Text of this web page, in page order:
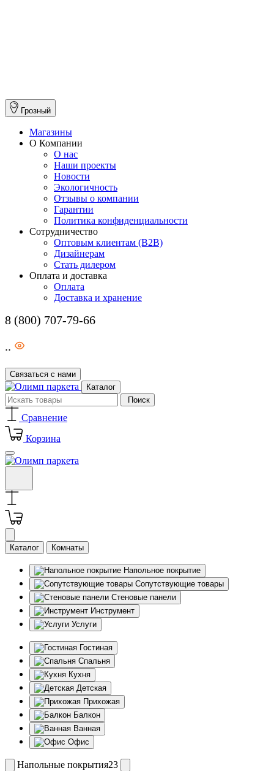
Грозный
Магазины
О Компании
О нас
Наши проекты
Новости
Экологичность
Отзывы о компании
Гарантии
Политика конфиденциальности
Сотрудничество
Оптовым клиентам (В2В)
Дизайнерам
Стать дилером
Оплата и доставка
Оплата
Доставка и хранение
8 (800) 707-79-66
..
Связаться с нами
Каталог
Поиск
Сравнение
Корзина
Каталог Комнаты
Напольное покрытие
Сопутствующие товары
Стеновые панели
Инструмент
Услуги
Гостиная
Спальня
Кухня
Детская
Прихожая
Балкон
Ванная
Офис
Напольные покрытия23